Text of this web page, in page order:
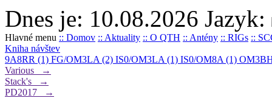
Dnes je: 10.08.2026 Jazyk:
Hlavné menu :: Domov :: Aktuality :: O QTH :: Antény :: RIGs ::
Kniha návštev
9A8RR (1) FG/OM3LA (2) IS0/OM3LA (1) IS0/OM8A (1)
Various →
Stack's →
PD2017 →